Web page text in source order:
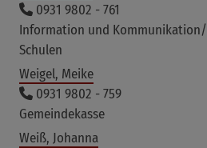
0931 9802 - 761
Information und
Schulen
Weigel, Meike
0931 9802 - 759
Gemeindekasse
Weiß, Johanna